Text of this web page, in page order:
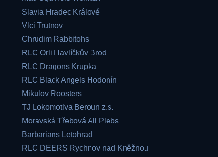
Slavia Hradec Králové
Vlci Trutnov
Chrudim Rabbitohs
RLC Orli Havlíčkův Brod
RLC Dragons Krupka
RLC Black Angels Hodonín
Mikulov Roosters
TJ Lokomotiva Beroun z.s.
Moravská Třebová All Plebs
Barbarians Letohrad
RLC DEERS Rychnov nad Kněžnou